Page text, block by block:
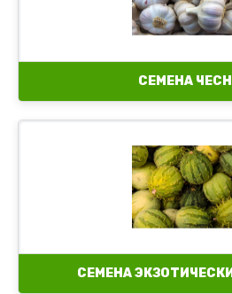
СЕМЕНА
СЕМЕНА